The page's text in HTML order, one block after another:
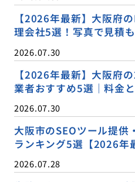
【2026年最新】大阪府
理会社5選！写真で見積
2026.07.30
【2026年最新】大阪府
業者おすすめ5選｜料金
2026.07.30
大阪市のSEOツール提供
ランキング5選【2026年
2026.07.28